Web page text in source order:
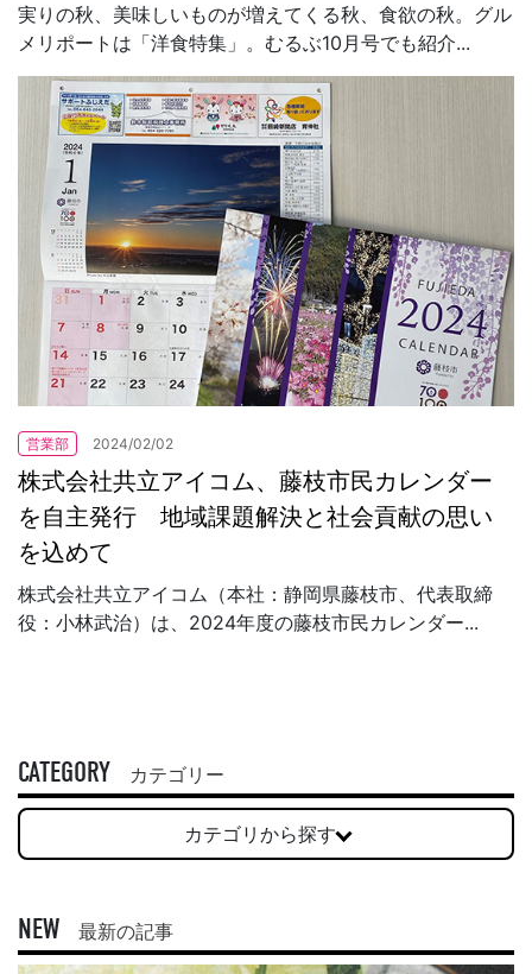
実りの秋、美味しいものが増えてくる秋、食欲の秋。グル
メリポートは「洋食特集」。むるぶ10月号でも紹介...
営業部 2024/02/02
株式会社共立アイコム、藤枝市民カレンダー
を自主発行 地域課題解決と社会貢献の思い
を込めて
株式会社共立アイコム（本社：静岡県藤枝市、代表取締
役：小林武治）は、2024年度の藤枝市民カレンダー...
CATEGORY カテゴリー
カテゴリから探す
NEW 最新の記事